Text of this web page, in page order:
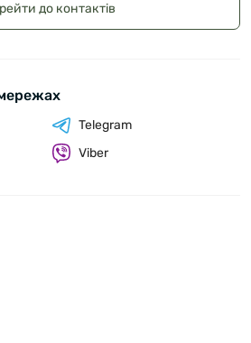
до контактів
Telegram
Viber